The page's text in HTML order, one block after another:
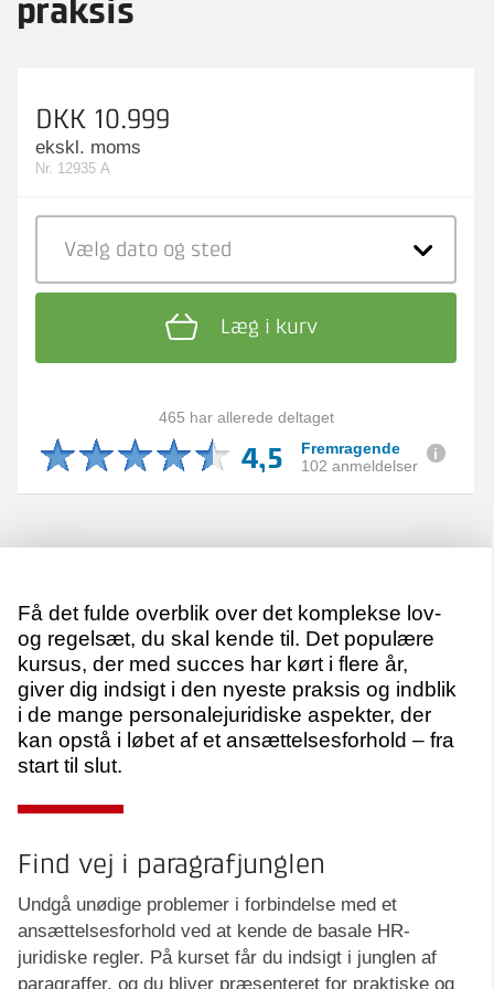
praksis
DKK 10.999
ekskl. moms
Nr. 12935 A
Vælg dato og sted
Læg i kurv
465 har allerede deltaget
4,5
Fremragende
102 anmeldelser
Få det fulde overblik over det komplekse lov-
og regelsæt, du skal kende til. Det populære
kursus, der med succes har kørt i flere år,
giver dig indsigt i den nyeste praksis og indblik
i de mange personalejuridiske aspekter, der
kan opstå i løbet af et ansættelsesforhold – fra
start til slut.
Find vej i paragrafjunglen
Undgå unødige problemer i forbindelse med et
ansættelsesforhold ved at kende de basale HR-
juridiske regler. På kurset får du indsigt i junglen af
paragraffer, og du bliver præsenteret for praktiske og